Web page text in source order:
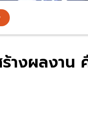
งผลงาน